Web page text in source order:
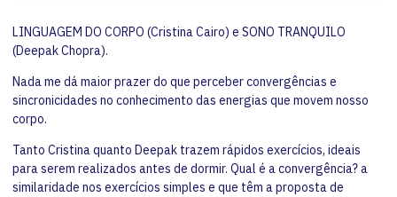
LINGUAGEM DO CORPO (Cristina Cairo) e SONO TRANQUILO
(Deepak Chopra).
Nada me dá maior prazer do que perceber convergências e
sincronicidades no conhecimento das energias que movem nosso
corpo.
Tanto Cristina quanto Deepak trazem rápidos exercícios, ideais
para serem realizados antes de dormir. Qual é a convergência? a
similaridade nos exercícios simples e que têm a proposta de